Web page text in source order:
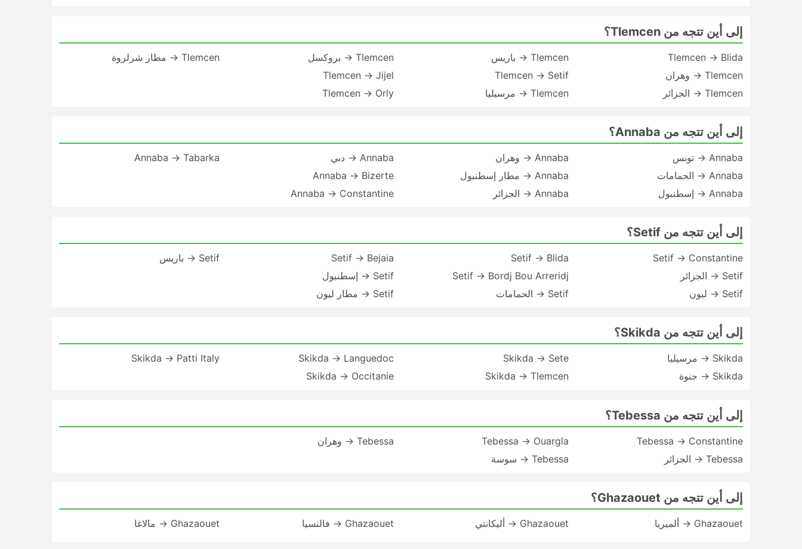
إلى أين تتجه من Tlemcen؟
Tlemcen → Blida
Tlemcen → وهران
Tlemcen → الجزائر
Tlemcen → باريس
Tlemcen → Setif
Tlemcen → مرسيليا
Tlemcen → بروكسل
Tlemcen → Jijel
Tlemcen → Orly
Tlemcen → مطار شرلروة
إلى أين تتجه من Annaba؟
Annaba → تونس
Annaba → الحمامات
Annaba → إسطنبول
Annaba → وهران
Annaba → مطار إسطنبول
Annaba → الجزائر
Annaba → دبي
Annaba → Bizerte
Annaba → Constantine
Annaba → Tabarka
إلى أين تتجه من Setif؟
Setif → Constantine
Setif → الجزائر
Setif → ليون
Setif → Blida
Setif → Bordj Bou Arreridj
Setif → الحمامات
Setif → Bejaia
Setif → إسطنبول
Setif → مطار ليون
Setif → باريس
إلى أين تتجه من Skikda؟
Skikda → مرسيليا
Skikda → جنوة
Skikda → Sete
Skikda → Tlemcen
Skikda → Languedoc
Skikda → Occitanie
Skikda → Patti Italy
إلى أين تتجه من Tebessa؟
Tebessa → Constantine
Tebessa → الجزائر
Tebessa → Ouargla
Tebessa → سوسة
Tebessa → وهران
إلى أين تتجه من Ghazaouet؟
Ghazaouet → ألميريا Ghazaouet → أليكانتي Ghazaouet → فالنسيا Ghazaouet → مالاغا